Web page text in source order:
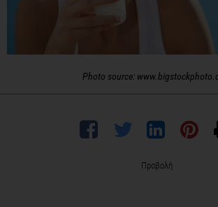
Photo source:
Προβολή